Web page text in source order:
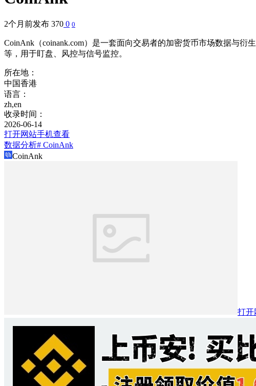
2个月前发布 370 0 0
CoinAnk（coinank.com）是一套面向交易者的加密货币市场数据与
等，用于盯盘、风控与信号监控。
所在地：
中国香港
语言：
zh,en
收录时间：
2026-06-14
打开网站手机查看
数据分析# CoinAnk
CoinAnk
打开